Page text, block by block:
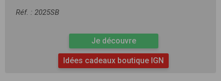
Réf. : 2025SB
Je découvre
Idées cadeaux boutique IGN